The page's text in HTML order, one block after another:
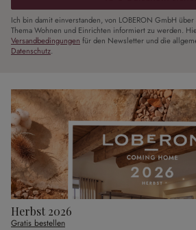
Ich bin damit einverstanden, von LOBERON GmbH
Thema Wohnen und Einrichten informiert zu werden.
Versandbedingungen für den Newsletter und die
Datenschutz.
Herbst 2026
Gratis bestellen